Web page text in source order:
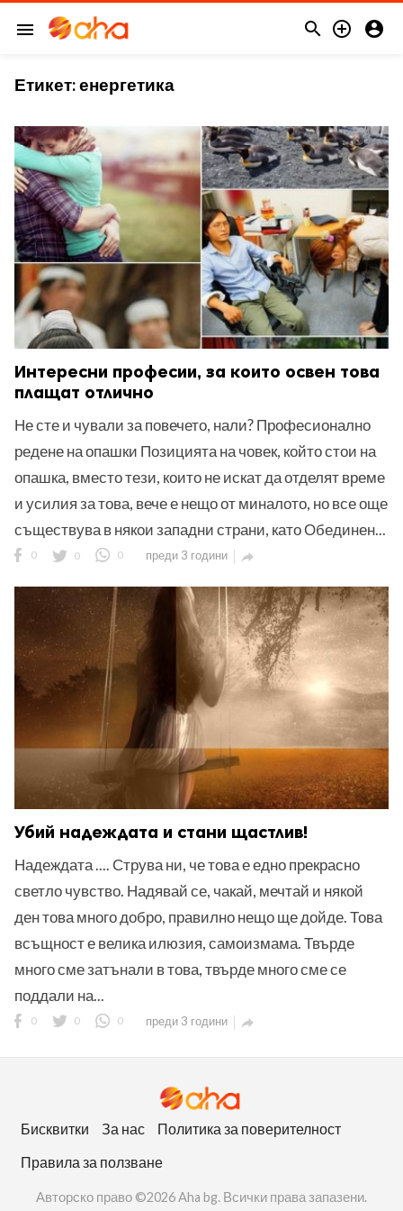
menu   
Етикет:енергетика
Интересни професии, за които освен това
плащат отлично
Не сте и чували за повечето, нали? Професионално
редене на опашки Позицията на човек, който стои на
опашка, вместо тези, които не искат да отделят време
и усилия за това, вече е нещо от миналото, но все още
съществува в някои западни страни, като Обединен...
0 0 0 преди 3 години 
Убий надеждата и стани щастлив!
Надеждата .... Струва ни, че това е едно прекрасно
светло чувство. Надявай се, чакай, мечтай и някой
ден това много добро, правилно нещо ще дойде. Това
всъщност е велика илюзия, самоизмама. Твърде
много сме затънали в това, твърде много сме се
поддали на...
0 0 0 преди 3 години 
Бисквитки За нас
Политика за поверителност
Правила за ползване
Авторско право ©2026 Aha bg. Всички права запазени.